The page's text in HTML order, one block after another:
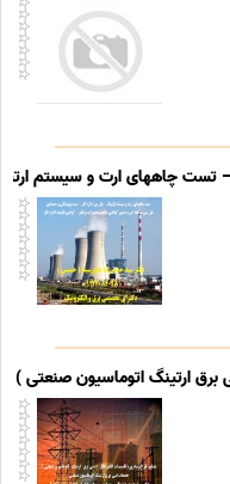
چاههای ارت و سیستم
ارتینگ اتوماسیون صنعتی )